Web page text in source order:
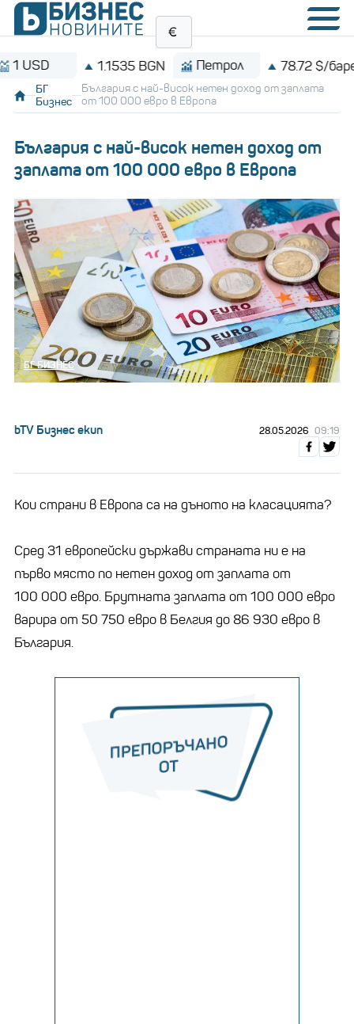
1.1535 BGN Петрол 78.72 $/барел
БГ
Бизнес
България с най-висок нетен доход от заплата
от 100 000 евро в Европа
България с най-висок нетен доход от
заплата от 100 000 евро в Европа
БГ БИЗНЕС
bTV Бизнес екип 28.05.2026 09:19
Кои страни в Европа са на дъното на класацията?
Сред 31 европейски държави страната ни е на
първо място по нетен доход от заплата от
100 000 евро. Брутната заплата от 100 000 евро
варира от 50 750 евро в Белгия до 86 930 евро в
България.